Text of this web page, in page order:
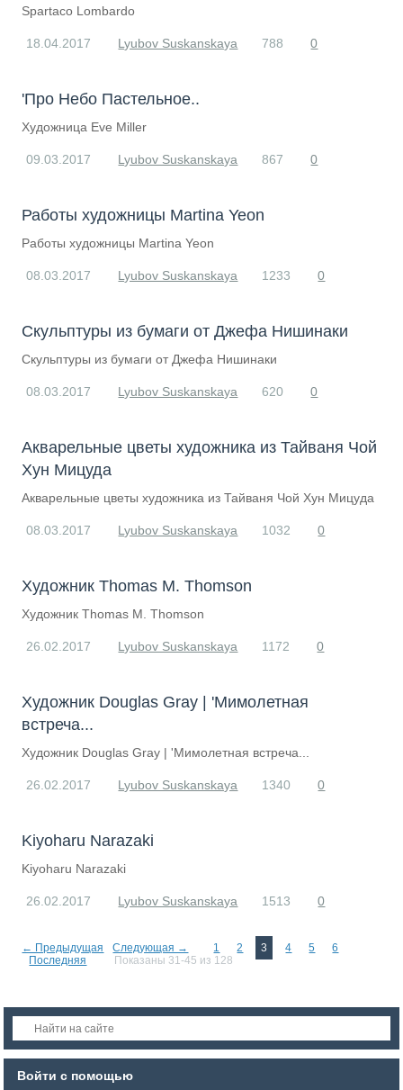
Spartaco Lombardo
18.04.2017 Lyubov Suskanskaya 788 0
'Про Небо Пастельное..
​Художница Eve Miller
09.03.2017 Lyubov Suskanskaya 867 0
Работы художницы Martina Yeon
Работы художницы Martina Yeon
08.03.2017 Lyubov Suskanskaya 1233 0
Скульптуры из бумаги от Джефа Нишинаки
Скульптуры из бумаги от Джефа Нишинаки
08.03.2017 Lyubov Suskanskaya 620 0
Акварельные цветы художника из Тайваня Чой
Хун Мицуда
Акварельные цветы художника из Тайваня Чой Хун Мицуда
08.03.2017 Lyubov Suskanskaya 1032 0
​Художник Thomas M. Thomson
​Художник Thomas M. Thomson
26.02.2017 Lyubov Suskanskaya 1172 0
Художник Douglas Gray | 'Мимолетная
встреча...
Художник Douglas Gray | 'Мимолетная встреча...
26.02.2017 Lyubov Suskanskaya 1340 0
Kiyoharu Narazaki
Kiyoharu Narazaki
26.02.2017 Lyubov Suskanskaya 1513 0
← Предыдущая Следующая → 1 2 3 4 5
6
Последняя
Показаны 31-45 из 128
Войти с помощью